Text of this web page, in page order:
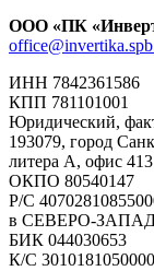
ООО «ПК
ИНН 7842361586
КПП 781101001
Юридический,
193079, город
литера А, офис 413
ОКПО 80540147
Р/С
в СЕВЕРО-
БИК 044030653
К/С